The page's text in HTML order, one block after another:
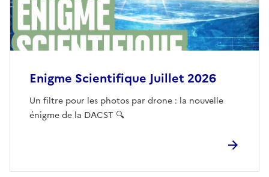
Enigme Scientifique Juillet 2026
Un filtre pour les photos par drone : la nouvelle
énigme de la DACST 🔍